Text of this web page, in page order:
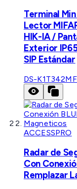
Terminal
Lector
HIK-IA /
Exterior
SIP Estándar
DS-
ACCESSPRO
Radar de
Con
Remplazar